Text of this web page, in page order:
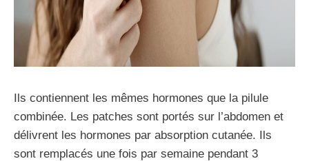
Ils contiennent les mêmes hormones que la pilule
combinée. Les patches sont portés sur l’abdomen et
délivrent les hormones par absorption cutanée. Ils
sont remplacés une fois par semaine pendant 3